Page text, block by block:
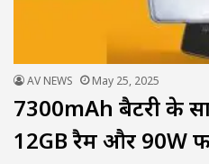
AV NEWS May 25, 2025
7300mAh बैटरी के
12GB रैम और 90W